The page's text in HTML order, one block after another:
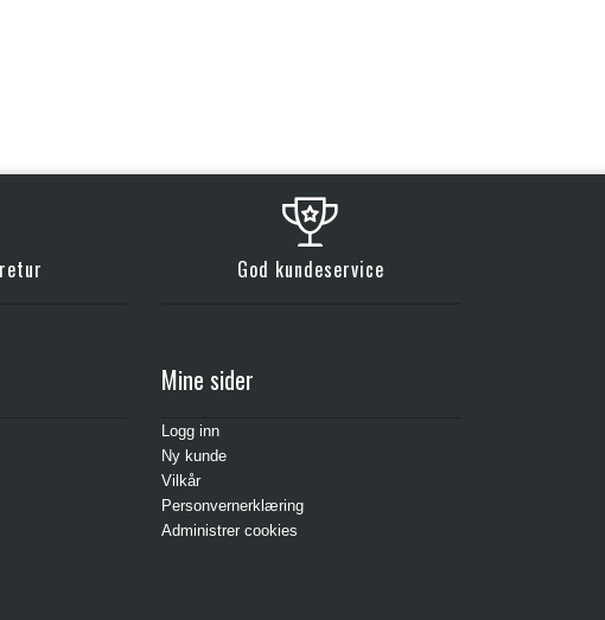
God kundeservice
Mine sider
Logg inn
Ny kunde
Vilkår
Personvernerklæring
Administrer cookies